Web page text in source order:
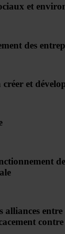
et
des
et
alliances entre